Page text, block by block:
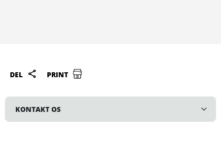
DEL PRINT
KONTAKT OS